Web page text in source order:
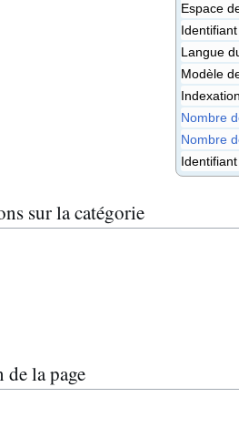
Espace
Langue
Modèle
Nombre
Nombre
sur la catégorie
la page